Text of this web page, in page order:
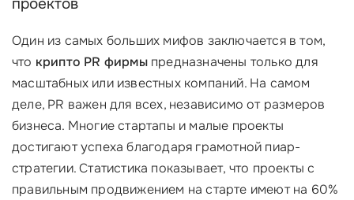
проектов
Один из самых больших мифов заключается в том,
что крипто PR фирмыпредназначены только для
масштабных или известных компаний. На самом
деле, PR важен для всех, независимо от размеров
бизнеса. Многие стартапы и малые проекты
достигают успеха благодаря грамотной пиар-
стратегии. Статистика показывает, что проекты с
правильным продвижением на старте имеют на 60%